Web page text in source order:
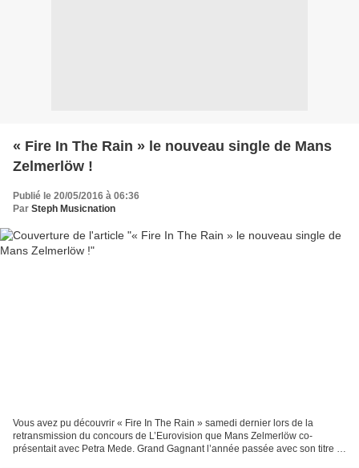
« Fire In The Rain » le nouveau single de Mans
Zelmerlöw !
Publié le 20/05/2016 à 06:36
Par Steph Musicnation
Vous avez pu découvrir « Fire In The Rain » samedi dernier lors de la
retransmission du concours de L’Eurovision que Mans Zelmerlöw co-
présentait avec Petra Mede. Grand Gagnant l’année passée avec son titre «